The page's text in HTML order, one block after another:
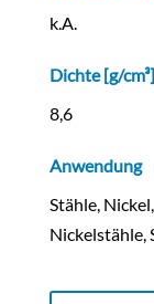
k.A.
Dichte [g/
8,6
Anwendung
Stähle,
Nickelstähle,